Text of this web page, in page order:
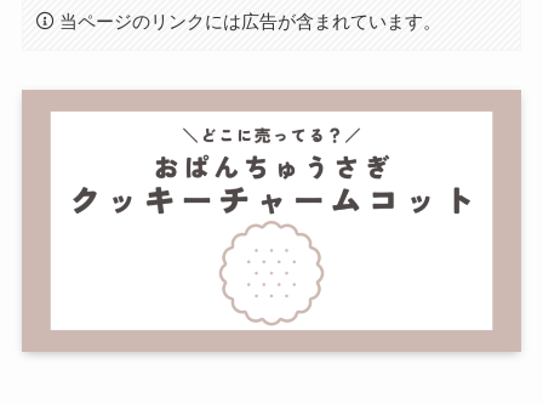
当ページのリンクには広告が含まれています。